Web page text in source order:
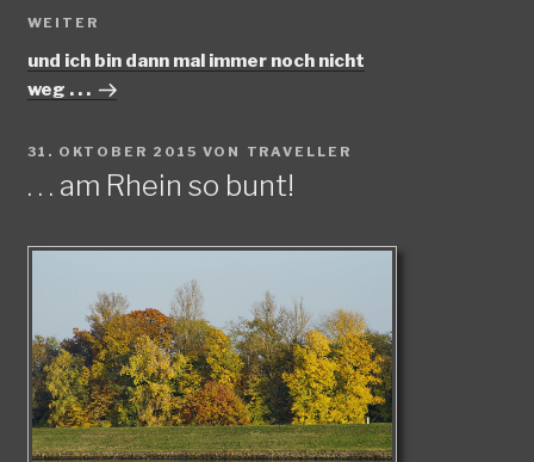
Nächster
Beitrag
WEITER
und ich bin dann mal immer noch nicht
weg . . .
VERÖFFENTLICHT
31. OKTOBER 2015 VON TRAVELLER
. . . am Rhein so bunt!